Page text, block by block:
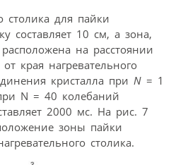
столика для пайки
составляет 10 см, а зона,
на расстоянии
края нагревательного
кристалла при N = 1
N = 40 колебаний
2000 мс. На рис. 7
зоны пайки
столика.